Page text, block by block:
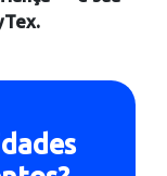
Pix, boleto,
e